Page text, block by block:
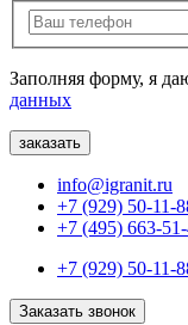
Заполняя форму, я
данных
info@igranit.ru
+7 (929) 50-11-
+7 (495) 663-
+7 (929) 50-11-
Заказать звонок